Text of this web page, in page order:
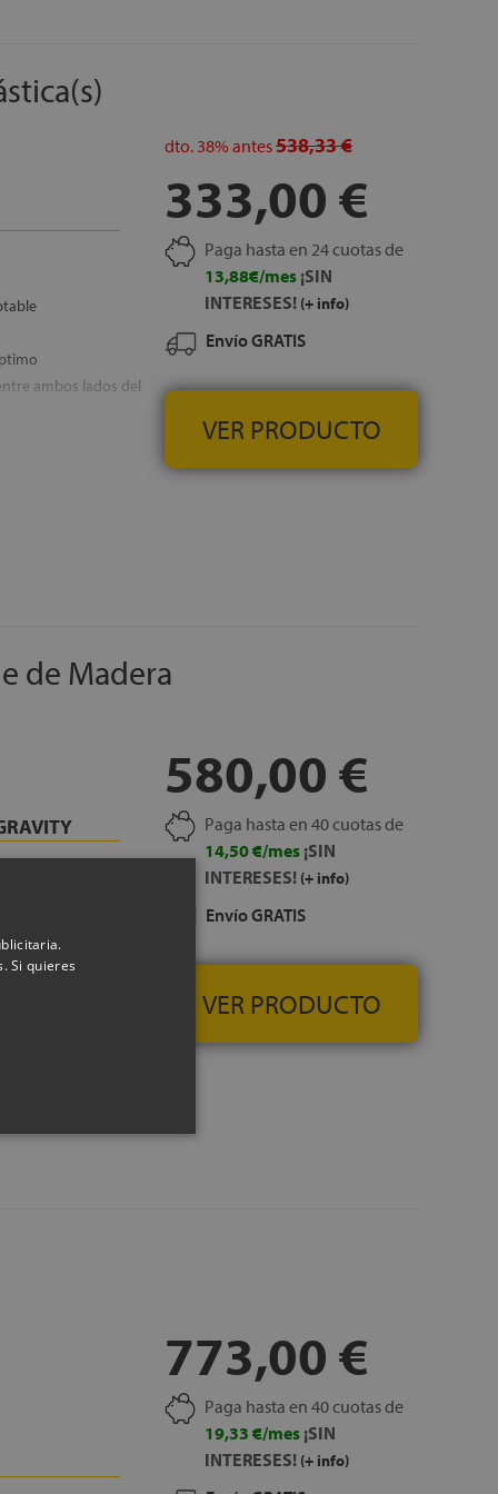
favorecen un
tacto muy fresco
está tapizada en
salida del aire entre
GRATIS
ambos lados del
dto. 38% antes538,33 €
333,00 €
Paga hasta en 24 cuotas de
13,88€/mes ¡SIN
INTERESES! (+ info)
Envío GRATIS
VER PRODUCTO
de Madera
sobre toda la
para una mayor
que por un
evitan los
para personas
para una mayor
y que no
580,00 €
Paga hasta en 40 cuotas de
14,50 €/mes ¡SIN
INTERESES! (+ info)
Envío GRATIS
VER PRODUCTO
773,00 €
Paga hasta en 40 cuotas de
19,33 €/mes ¡SIN
INTERESES! (+ info)
Si quieres